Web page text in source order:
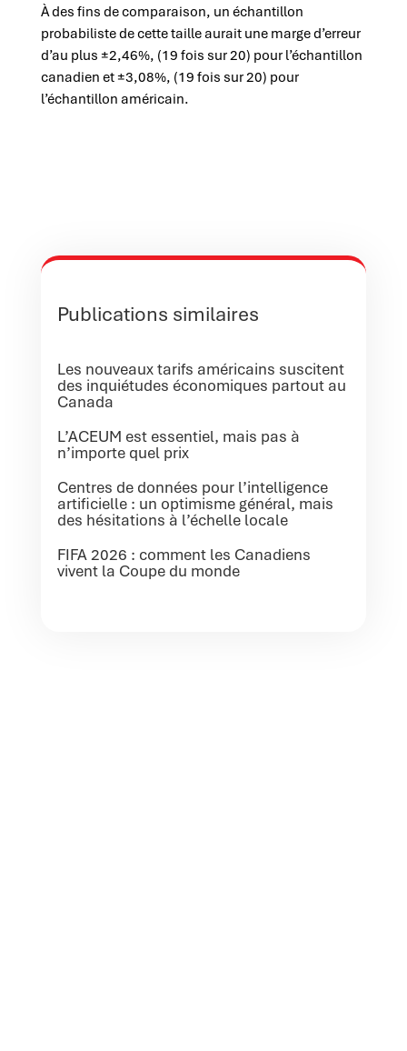
À des fins de comparaison, un échantillon
probabiliste de cette taille aurait une marge d’erreur
d’au plus ±2,46%, (19 fois sur 20) pour l’échantillon
canadien et ±3,08%, (19 fois sur 20) pour
l’échantillon américain.
Publications similaires
Les nouveaux tarifs américains suscitent
des inquiétudes économiques partout au
Canada
L’ACEUM est essentiel, mais pas à
n’importe quel prix
Centres de données pour l’intelligence
artificielle : un optimisme général, mais
des hésitations à l’échelle locale
FIFA 2026 : comment les Canadiens
vivent la Coupe du monde